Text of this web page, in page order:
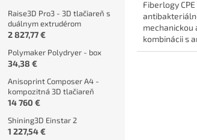
Raise3D Pro3 - 3D tlačiareň s
duálnym extrudérom
2 827,77 €
Polymaker Polydryer - box
34,38 €
Anisoprint Composer A4 -
kompozitná 3D tlačiareň
14 760 €
Shining3D Einstar 2
1 227,54 €
Fiberlogy
mechanickou
kombinácii s
vlastnosťami.